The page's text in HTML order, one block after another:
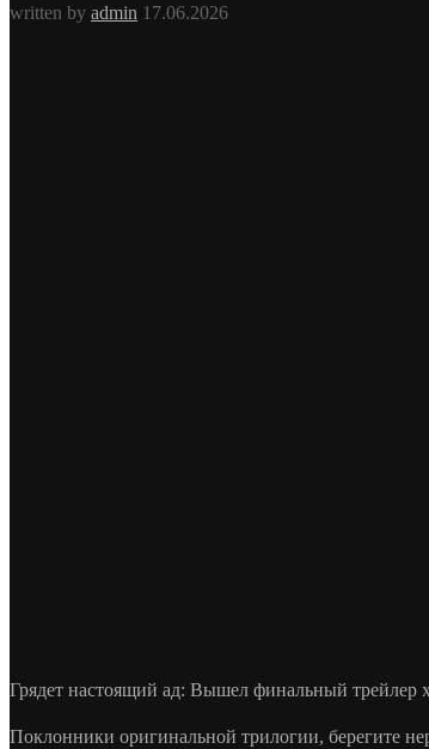
written by admin 17.06.2026
Грядет настоящий ад: Вышел финальный трейлер
Поклонники оригинальной трилогии, берегите